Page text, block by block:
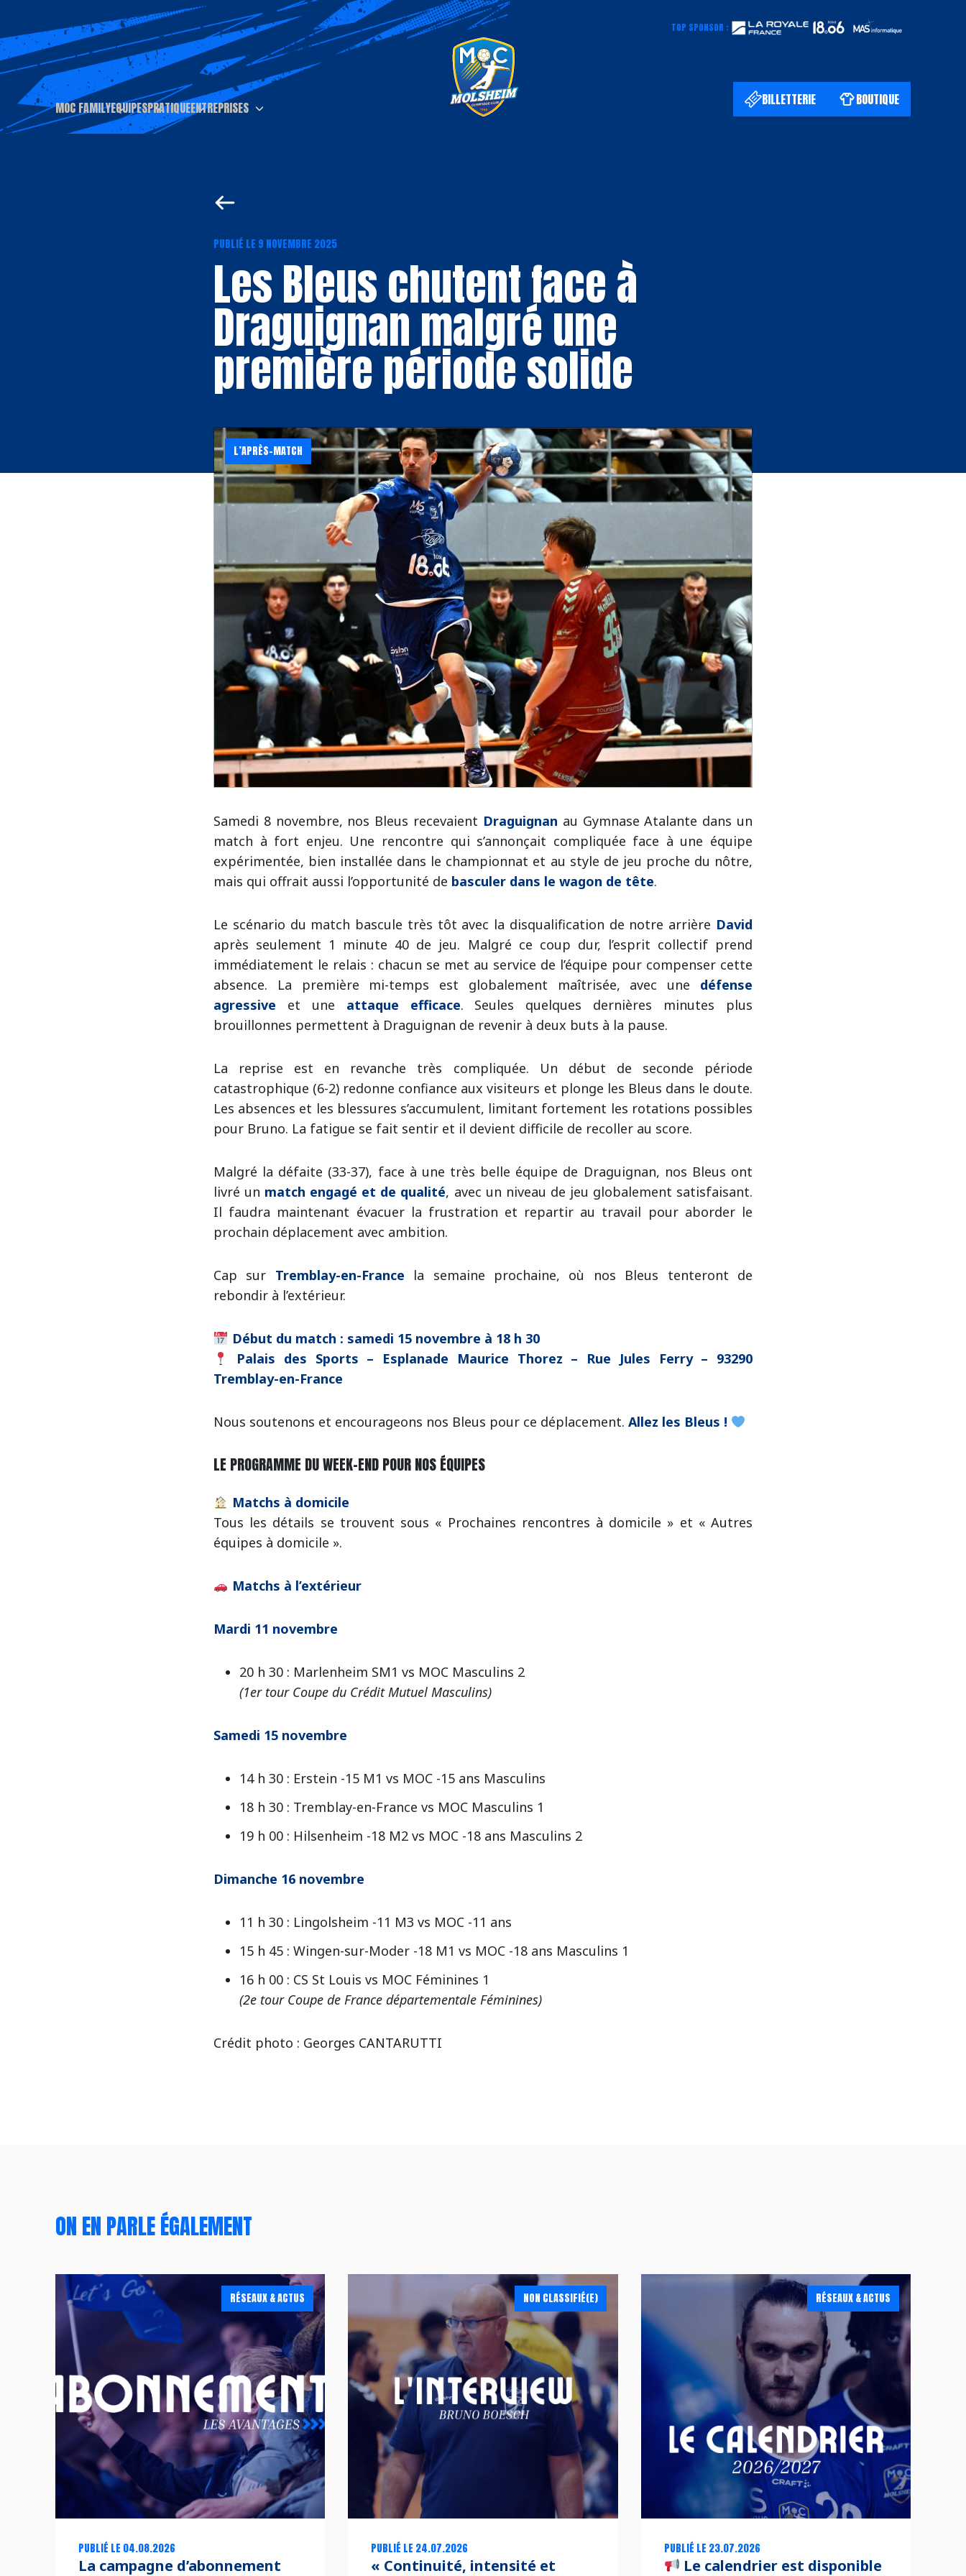
TOP SPONSOR :
MOC FAMILYEQUIPESPRATIQUEENTREPRISES BILLETTERIE BOUTIQUE
PUBLIÉ LE 9 NOVEMBRE 2025
Les Bleus chutent face à
Draguignan malgré une
première période solide
L’APRÈS-MATCH
Samedi 8 novembre, nos Bleus recevaient Draguignan au Gymnase Atalante dans un
match à fort enjeu. Une rencontre qui s’annonçait compliquée face à une équipe
expérimentée, bien installée dans le championnat et au style de jeu proche du nôtre,
mais qui offrait aussi l’opportunité de basculer dans le wagon de tête.
Le scénario du match bascule très tôt avec la disqualification de notre arrière David
après seulement 1 minute 40 de jeu. Malgré ce coup dur, l’esprit collectif prend
immédiatement le relais : chacun se met au service de l’équipe pour compenser cette
absence. La première mi-temps est globalement maîtrisée, avec une défense
agressive et une attaque efficace. Seules quelques dernières minutes plus
brouillonnes permettent à Draguignan de revenir à deux buts à la pause.
La reprise est en revanche très compliquée. Un début de seconde période
catastrophique (6-2) redonne confiance aux visiteurs et plonge les Bleus dans le doute.
Les absences et les blessures s’accumulent, limitant fortement les rotations possibles
pour Bruno. La fatigue se fait sentir et il devient difficile de recoller au score.
Malgré la défaite (33-37), face à une très belle équipe de Draguignan, nos Bleus ont
livré un match engagé et de qualité, avec un niveau de jeu globalement satisfaisant.
Il faudra maintenant évacuer la frustration et repartir au travail pour aborder le
prochain déplacement avec ambition.
Cap sur Tremblay-en-France la semaine prochaine, où nos Bleus tenteront de
rebondir à l’extérieur.
Début du match : samedi 15 novembre à 18 h 30
Palais des Sports – Esplanade Maurice Thorez – Rue Jules Ferry – 93290
Tremblay-en-France
Nous soutenons et encourageons nos Bleus pour ce déplacement. Allez les Bleus !
LE PROGRAMME DU WEEK-END POUR NOS ÉQUIPES
Matchs à domicile
Tous les détails se trouvent sous « Prochaines rencontres à domicile » et « Autres
équipes à domicile ».
Matchs à l’extérieur
Mardi 11 novembre
20 h 30 : Marlenheim SM1 vs MOC Masculins 2
(1er tour Coupe du Crédit Mutuel Masculins)
Samedi 15 novembre
14 h 30 : Erstein -15 M1 vs MOC -15 ans Masculins
18 h 30 : Tremblay-en-France vs MOC Masculins 1
19 h 00 : Hilsenheim -18 M2 vs MOC -18 ans Masculins 2
Dimanche 16 novembre
11 h 30 : Lingolsheim -11 M3 vs MOC -11 ans
15 h 45 : Wingen-sur-Moder -18 M1 vs MOC -18 ans Masculins 1
16 h 00 : CS St Louis vs MOC Féminines 1
(2e tour Coupe de France départementale Féminines)
Crédit photo : Georges CANTARUTTI
ON EN PARLE ÉGALEMENT
RÉSEAUX & ACTUS
PUBLIÉ LE 04.08.2026
La campagne d’abonnement
NON CLASSIFIÉ(E)
PUBLIÉ LE 24.07.2026
« Continuité, intensité et
RÉSEAUX & ACTUS
PUBLIÉ LE 23.07.2026
Le calendrier est disponible